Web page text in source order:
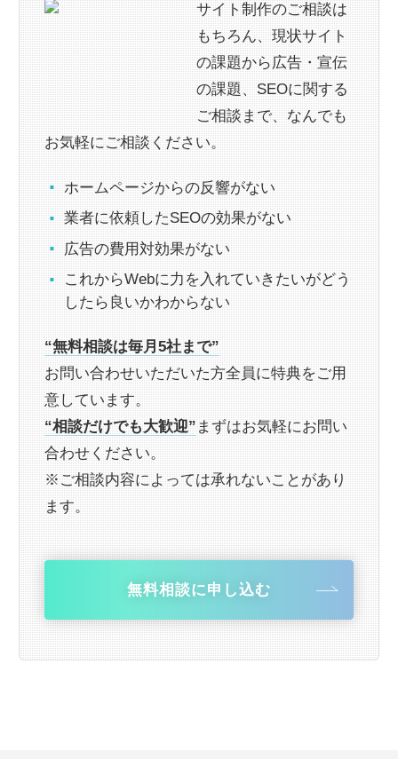
サイト制作のご相談は
もちろん、現状サイト
の課題から広告・宣伝
の課題、SEOに関する
ご相談まで、なんでも
お気軽にご相談ください。
ホームページからの反響がない
業者に依頼したSEOの効果がない
広告の費用対効果がない
これからWebに力を入れていきたいがどう
したら良いかわからない
“無料相談は毎月5社まで”
お問い合わせいただいた方全員に特典をご用
意しています。
“相談だけでも大歓迎”まずはお気軽にお問い
合わせください。
※ご相談内容によっては承れないことがあり
ます。
無料相談に申し込む